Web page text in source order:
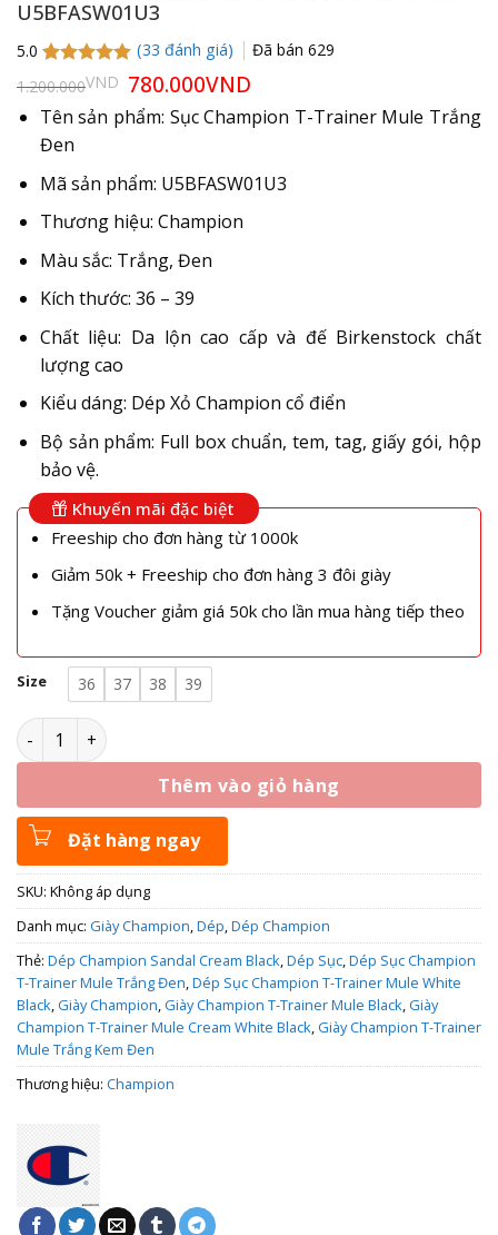
U5BFASW01U3
5.0
5.0trên 5
dựa trên
33
đánh giá
(33 đánh giá) Đã bán 629
1.200.000VND Giá
gốc
là:
1.200.000VND.
780.000VND
tại
là:
Tên sản phẩm: Sục Champion T-Trainer Mule Trắng
Đen
Mã sản phẩm: U5BFASW01U3
Thương hiệu: Champion
Màu sắc: Trắng, Đen
Kích thước: 36 – 39
Chất liệu: Da lộn cao cấp và đế Birkenstock chất
lượng cao
Kiểu dáng: Dép Xỏ Champion cổ điển
Bộ sản phẩm: Full box chuẩn, tem, tag, giấy gói, hộp
bảo vệ.
Khuyến mãi đặc biệt
Freeship cho đơn hàng từ 1000k
Giảm 50k + Freeship cho đơn hàng 3 đôi giày
Tặng Voucher giảm giá 50k cho lần mua hàng tiếp theo
Size 36 37 38 39
Dép Sục Champion T-Trainer Mule White Black
Thêm vào giỏ hàng
Đặt hàng ngay
SKU: Không áp dụng
Danh mục: Giày Champion,Dép,Dép Champion
Thẻ: Dép Champion Sandal Cream Black,Dép Sục,Dép Sục Champion
T-Trainer Mule Trắng Đen,Dép Sục Champion T-Trainer Mule White
Black, Giày Champion, Giày Champion T-Trainer Mule Black, Giày
Champion T-Trainer Mule Cream White Black, Giày Champion T-Trainer
Mule Trắng Kem Đen
Thương hiệu: Champion